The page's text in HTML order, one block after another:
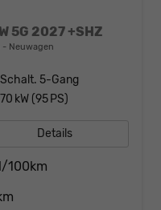
5G 2027 +SHZ
Neuwagen
Schalt. 5-Gang
70 kW (95 PS)
Details
100km